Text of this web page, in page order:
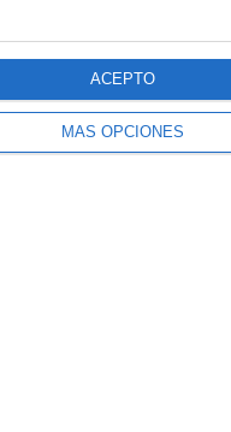
MÁS OPCIONES
ACEPTO